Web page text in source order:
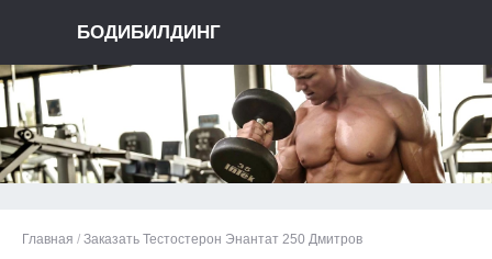
БОДИБИЛДИНГ
Главная / Заказать Тестостерон Энантат 250 Дмитров